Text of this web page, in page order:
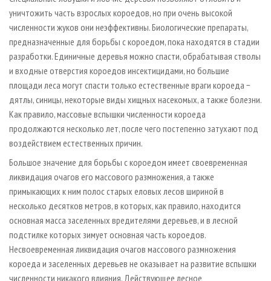
уничтожить часть взрослых короедов, но при очень высокой
численности жуков они неэффективны. Биологические препараты,
предназначенные для борьбы с короедом, пока находятся в стадии
разработки. Единичные деревья можно спасти, обрабатывая стволы
и входные отверстия короедов инсектицидами, но большие
площади леса могут спасти только естественные враги короеда −
дятлы, синицы, некоторые виды хищных насекомых, а также болезни.
Как правило, массовые вспышки численности короеда
продолжаются несколько лет, после чего постепенно затухают под
воздействием естественных причин.
Большое значение для борьбы с короедом имеет своевременная
ликвидация очагов его массового размножения, а также
примыкающих к ним полос старых еловых лесов шириной в
несколько десятков метров, в которых, как правило, находится
основная масса заселенных вредителями деревьев, и в лесной
подстилке которых зимует основная часть короедов.
Несвоевременная ликвидация очагов массового размножения
короеда и заселенных деревьев не оказывает на развитие вспышки
численности никакого влияния. Действующее лесное